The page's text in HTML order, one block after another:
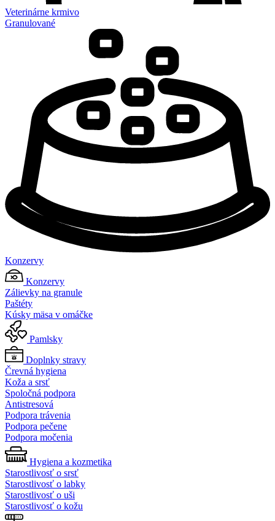
Veterinárne krmivo
Granulované
Konzervy
Konzervy
Zálievky na granule
Paštéty
Kúsky mäsa v omáčke
Pamlsky
Doplnky stravy
Črevná hygiena
Koža a srsť
Spoločná podpora
Antistresová
Podpora trávenia
Podpora pečene
Podpora močenia
Hygiena a kozmetika
Starostlivosť o srsť
Starostlivosť o labky
Starostlivosť o uši
Starostlivosť o kožu